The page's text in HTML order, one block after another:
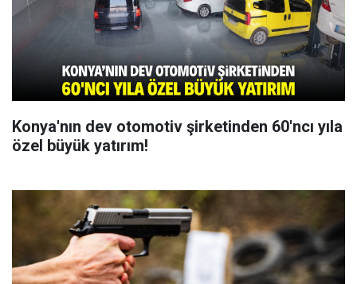
Konya'nın dev otomotiv şirketinden 60'ncı yıla
özel büyük yatırım!